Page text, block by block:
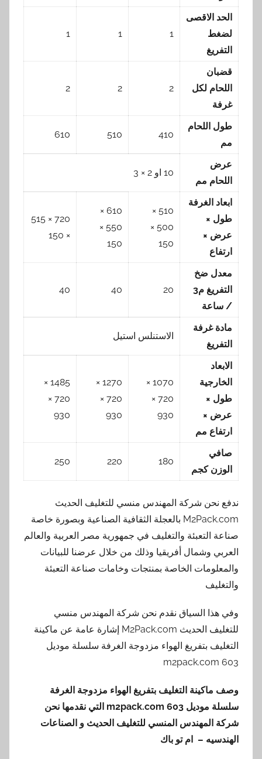
الحد الاقصى
لضغط
التفريغ
1
1
1
قضبان
اللحام لكل
غرفة
2
2
2
طول اللحام
مم
410
510
610
عرض
اللحام مم
10 او 2 × 3
ابعاد الغرفة
طول ×
عرض ×
ارتفاع
510 ×
500 ×
150
610 ×
550 ×
150
720 × 515
× 150
معدل ضخ
التفريغ م3
/ ساعة
20
40
40
مادة غرفة
التفريغ
الاستنلس استيل
الابعاد
الخارجية
طول ×
عرض ×
ارتفاع مم
1070 ×
720 ×
930
1270 ×
720 ×
930
1485 ×
720 ×
930
صافي
الوزن كجم
180
220
250
ندفع نحن شركة المهندس منسي للتغليف الحديث
M2Pack.com بالعجلة الثقافية الصناعية وبصورة خاصة
صناعة التعبئة والتغليف في جمهورية مصر العربية والعالم
العربي وشمال أفريقيا وذلك من خلال عرضنا للبيانات
والمعلومات الخاصة بمنتجات وخامات صناعة التعبئة
والتغليف
وفي هذا السياق نقدم نحن شركة المهندس منسي
للتغليف الحديث M2Pack.com إشارة عامة عن ماكينة
التغليف بتفريغ الهواء مزدوجة الغرفة سلسلة موديل
m2pack.com 603
وصف ماكينة التغليف بتفريغ الهواء مزدوجة الغرفة
سلسلة موديل
m2pack.com 603 التي نقدمها نحن
شركة المهندس المنسي للتغليف الحديث و الصناعات
الهندسيه – ام تو باك